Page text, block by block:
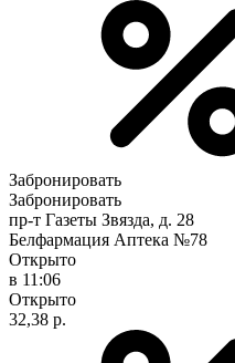
Забронировать
Забронировать
пр-т Газеты Звязда, д. 28
Белфармация Аптека №78
Открыто
в 11:06
Открыто
32,38 р.